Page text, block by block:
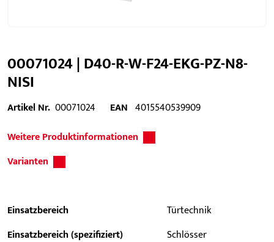
00071024 | D40-R-W-F24-EKG-PZ-N8-
NISI
Artikel Nr. 00071024 EAN 4015540539909
Weitere Produktinformationen
Varianten
Einsatzbereich
Türtechnik
Einsatzbereich (spezifiziert)
Schlösser